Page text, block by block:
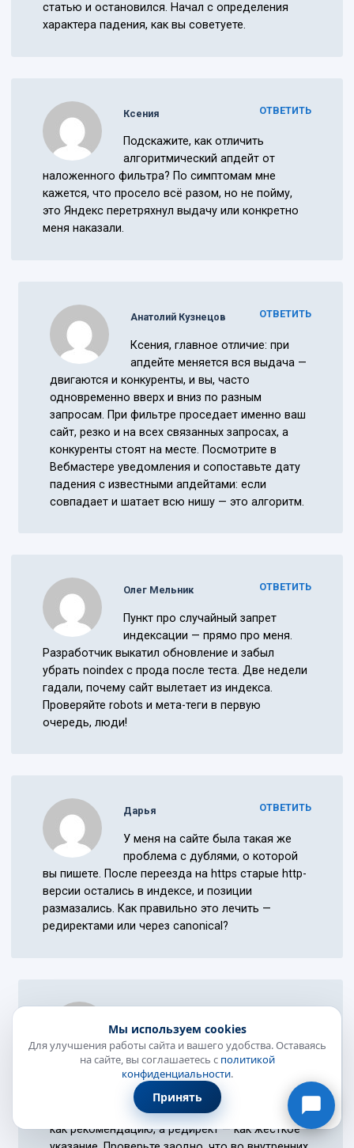
статью и остановился. Начал с определения
характера падения, как вы советуете.
ОТВЕТИТЬ
Ксения
Подскажите, как отличить
алгоритмический апдейт от
наложенного фильтра? По симптомам мне
кажется, что просело всё разом, но не пойму,
это Яндекс перетряхнул выдачу или конкретно
меня наказали.
ОТВЕТИТЬ
Анатолий Кузнецов
Ксения, главное отличие: при
апдейте меняется вся выдача —
двигаются и конкуренты, и вы, часто
одновременно вверх и вниз по разным
запросам. При фильтре проседает именно ваш
сайт, резко и на всех связанных запросах, а
конкуренты стоят на месте. Посмотрите в
Вебмастере уведомления и сопоставьте дату
падения с известными апдейтами: если
совпадает и шатает всю нишу — это алгоритм.
ОТВЕТИТЬ
Олег Мельник
Пункт про случайный запрет
индексации — прямо про меня.
Разработчик выкатил обновление и забыл
убрать noindex с прода после теста. Две недели
гадали, почему сайт вылетает из индекса.
Проверяйте robots и мета-теги в первую
очередь, люди!
ОТВЕТИТЬ
Дарья
У меня на сайте была такая же
проблема с дублями, о которой
вы пишете. После переезда на https старые http-
версии остались в индексе, и позиции
размазались. Как правильно это лечить —
редиректами или через canonical?
Дарья, при переезде на https
правильнее всего настроить
301-редиректы со всех http-адресов на https —
это передаёт вес и убирает дубли надёжнее,
чем canonical. Canonical Яндекс воспринимает
как рекомендацию, а редирект — как жёсткое
Мы используем cookies
Для улучшения работы сайта и вашего удобства. Оставаясь
на сайте, вы соглашаетесь с политикой
конфиденциальности.
Принять
● онлайн